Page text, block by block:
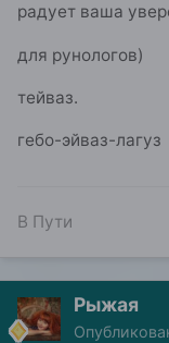
радует ваша
для рунологов)
тейваз.
гебо-эйваз-лагуз
В Пути
Рыжая